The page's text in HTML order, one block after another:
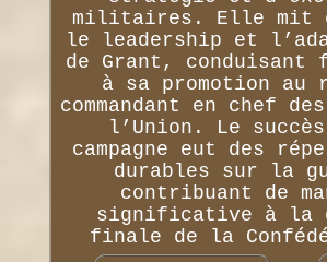
militaires. Elle mit
le leadership et
de Grant, conduisant
à sa promotion au
commandant en chef
l’Union. Le
campagne eut des
durables sur la
contribuant de
significative à la
finale de la